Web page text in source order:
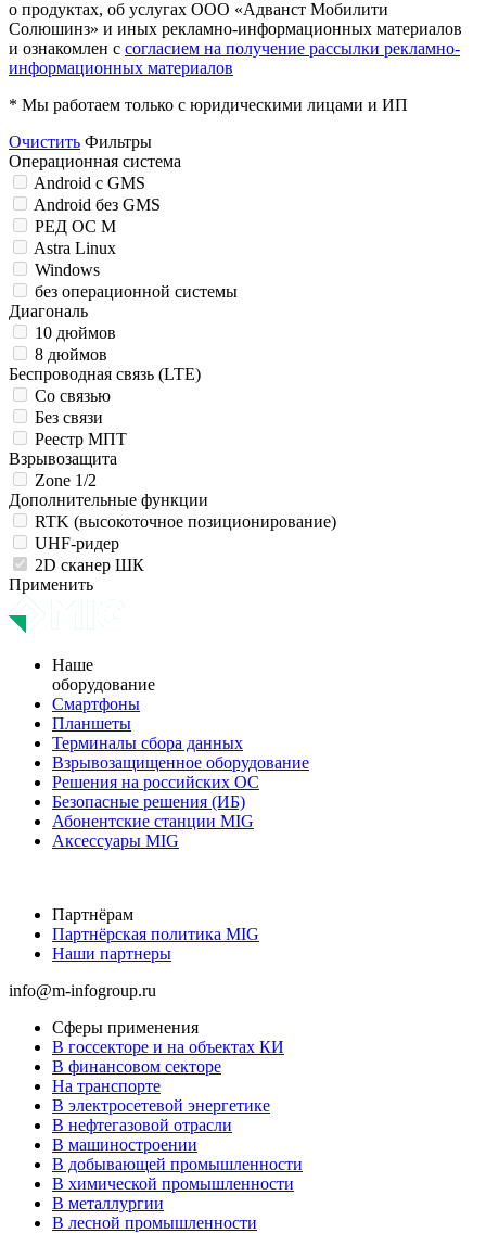
о продуктах, об услугах ООО «Адванст Мобилити
Солюшинз» и иных рекламно-информационных материалов
и ознакомлен с согласием на получение рассылки рекламно-
информационных материалов
* Мы работаем только с юридическими лицами и ИП
Очистить Фильтры
Операционная система
Android c GMS
Android без GMS
РЕД ОС М
Astra Linux
Windows
без операционной системы
Диагональ
10 дюймов
8 дюймов
Беспроводная связь (LTE)
Со связью
Без связи
Реестр МПТ
Взрывозащита
Zone 1/2
Дополнительные функции
RTK (высокоточное позиционирование)
UHF-ридер
2D сканер ШК
Применить
Наше
оборудование
Смартфоны
Планшеты
Терминалы сбора данных
Взрывозащищенное оборудование
Решения на российских ОС
Безопасные решения (ИБ)
Абонентские станции MIG
Аксессуары MIG
Партнёрам
Партнёрская политика MIG
Наши партнеры
info@m-infogroup.ru
Сферы применения
В госсекторе и на объектах КИ
В финансовом секторе
На транспорте
В электросетевой энергетике
В нефтегазовой отрасли
В машиностроении
В добывающей промышленности
В химической промышленности
В металлургии
В лесной промышленности